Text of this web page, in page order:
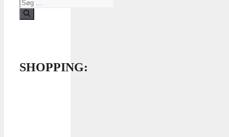
efter:
SHOPPING: